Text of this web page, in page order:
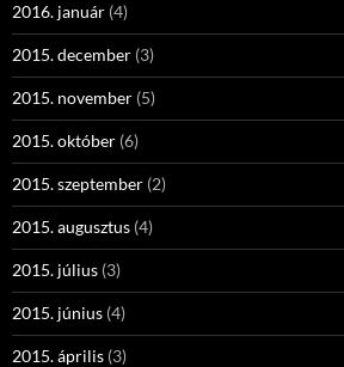
2016. január (4)
2015. december (3)
2015. november (5)
2015. október (6)
2015. szeptember (2)
2015. augusztus (4)
2015. július (3)
2015. június (4)
2015. április (3)